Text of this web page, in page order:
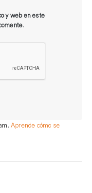
y web en este
Aprende cómo se